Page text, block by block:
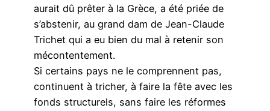
aurait dû prêter à la Grèce, a été priée de
s’abstenir, au grand dam de Jean-Claude
Trichet qui a eu bien du mal à retenir son
mécontentement.
Si certains pays ne le comprennent pas,
continuent à tricher, à faire la fête avec les
fonds structurels, sans faire les réformes